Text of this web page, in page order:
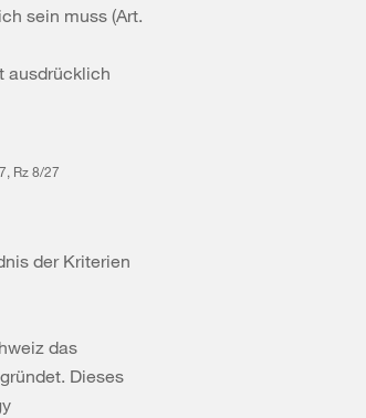
sein muss (Art.
ausdrücklich
Rz 8/27
der Kriterien
das
Dieses